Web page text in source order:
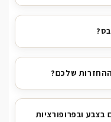
שלכם?
בצבע ובפרופורציות